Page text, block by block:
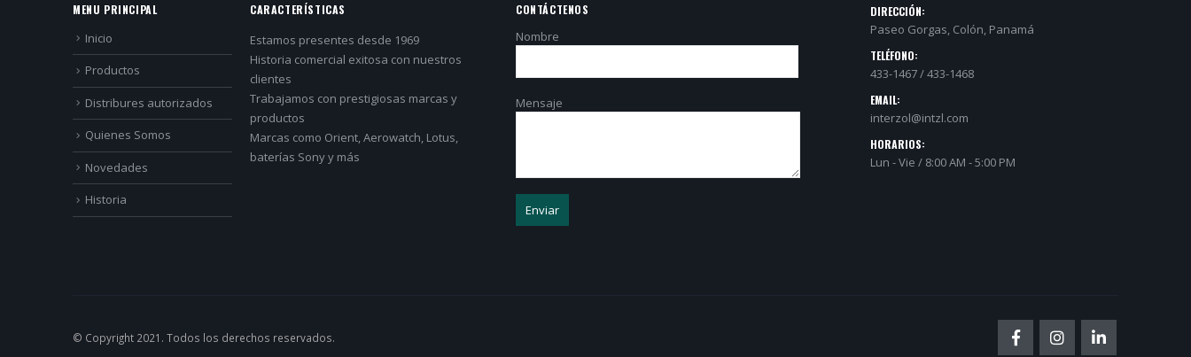
MENU PRINCIPAL
Inicio
Productos
Distribures autorizados
Quienes Somos
Novedades
Historia
CARACTERÍSTICAS
Estamos presentes desde 1969
Historia comercial exitosa con nuestros
clientes
Trabajamos con prestigiosas marcas y
productos
Marcas como Orient, Aerowatch, Lotus,
baterías Sony y más
CONTÁCTENOS
Nombre
Mensaje
DIRECCIÓN:
Paseo Gorgas, Colón, Panamá
TELÉFONO:
433-1467 / 433-1468
EMAIL:
interzol@intzl.com
HORARIOS:
Lun - Vie / 8:00 AM - 5:00 PM
© Copyright 2021. Todos los derechos reservados.